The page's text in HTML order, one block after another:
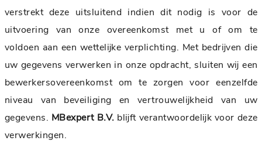
verstrekt deze uitsluitend indien dit nodig is voor de
uitvoering van onze overeenkomst met u of om te
voldoen aan een wettelijke verplichting. Met bedrijven die
uw gegevens verwerken in onze opdracht, sluiten wij een
bewerkersovereenkomst om te zorgen voor eenzelfde
niveau van beveiliging en vertrouwelijkheid van uw
gegevens. MBexpert B.V. blijft verantwoordelijk voor deze
verwerkingen.